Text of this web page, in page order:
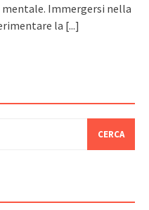
Immergersi nella
la [...]